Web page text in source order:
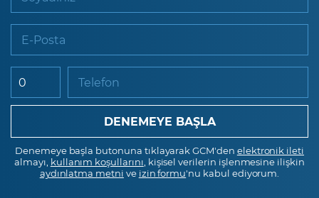
E-Posta
Telefon
Denemeye başla butonuna tıklayarak GCM'den elektronik ileti
almayı, kullanım koşullarını , kişisel verilerin işlenmesine ilişkin
aydınlatma metni ve izin formu'nu kabul ediyorum.